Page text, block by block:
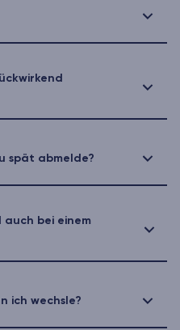
spät abmelde?
bei einem
ich wechsle?